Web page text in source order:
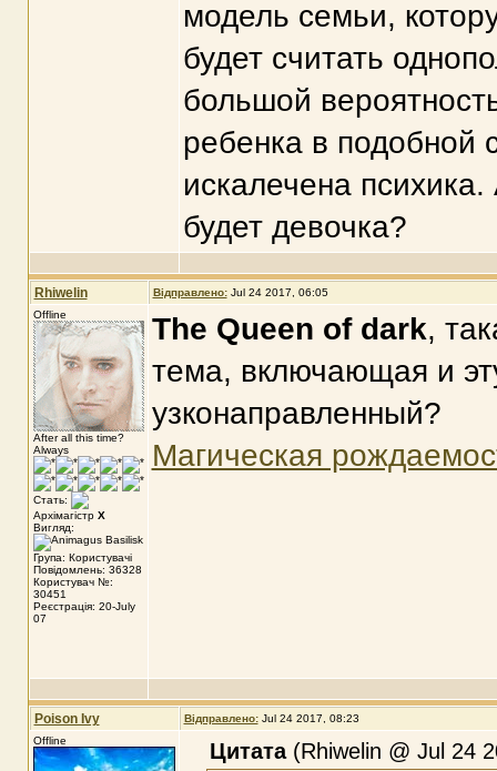
модель семьи,
будет считать
большой
ребенка в подобной
искалечена
будет девочка?
Rhiwelin Відправлено: Jul 24 2017, 06:05
Offline
After all this time?
Always
Стать:
Архімагістр X
Вигляд:
Група: Користувачі
Повідомлень: 36328
Користувач №:
30451
Реєстрація: 20-July
07
The Queen of dark,
тема, включающая и
узконаправленный?
Магическая
Poison Ivy Відправлено: Jul 24 2017, 08:23
Offline
Цитата(Rhiwelin @ Jul 24